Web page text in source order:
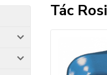
Tác